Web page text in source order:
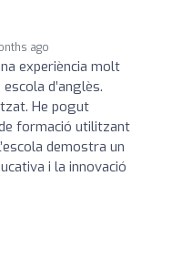
ago
experiència molt
d’anglès.
He pogut
formació utilitzant
demostra un
i la innovació